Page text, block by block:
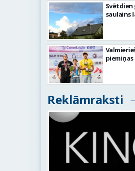
Svētdien
saulains
piemiņas
Reklāmraksti